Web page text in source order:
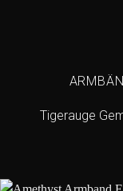
Tigerauge